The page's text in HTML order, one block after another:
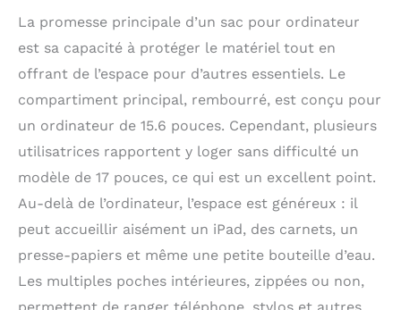
d'espace pour les
livres et les
ordinateur portable de
15,6 pouces, l'iPad, les
fichiers, l'iphone, le
portefeuille, etc.
[Matériau]: Cuir
véritable de haute
meilleure qualité. Ce
Sac Business convient
à de nombreuses
fabriqué en cuir de
vachette avec une
La promesse principale d’un sac pour ordinateur
est sa capacité à protéger le matériel tout en
offrant de l’espace pour d’autres essentiels. Le
compartiment principal, rembourré, est conçu pour
un ordinateur de 15.6 pouces. Cependant, plusieurs
utilisatrices rapportent y loger sans difficulté un
modèle de 17 pouces, ce qui est un excellent point.
Au-delà de l’ordinateur, l’espace est généreux : il
peut accueillir aisément un iPad, des carnets, un
presse-papiers et même une petite bouteille d’eau.
Les multiples poches intérieures, zippées ou non,